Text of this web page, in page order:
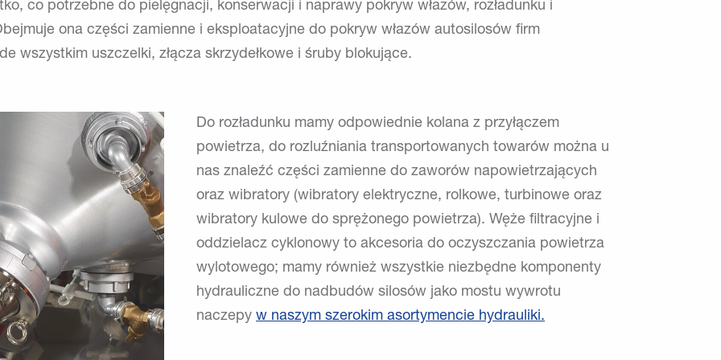
co potrzebne do pielęgnacji, konserwacji i naprawy pokryw włazów, rozładunku i
ona części zamienne i eksploatacyjne do pokryw włazów autosilosów firm
wszystkim uszczelki, złącza skrzydełkowe i śruby blokujące.
Do rozładunku mamy odpowiednie kolana z przyłączem
powietrza, do rozluźniania transportowanych towarów można u
nas znaleźć części zamienne do zaworów napowietrzających
oraz wibratory (wibratory elektryczne, rolkowe, turbinowe oraz
wibratory kulowe do sprężonego powietrza). Węże filtracyjne i
oddzielacz cyklonowy to akcesoria do oczyszczania powietrza
wylotowego; mamy również wszystkie niezbędne komponenty
hydrauliczne do nadbudów silosów jako mostu wywrotu
naczepy w naszym szerokim asortymencie hydrauliki.